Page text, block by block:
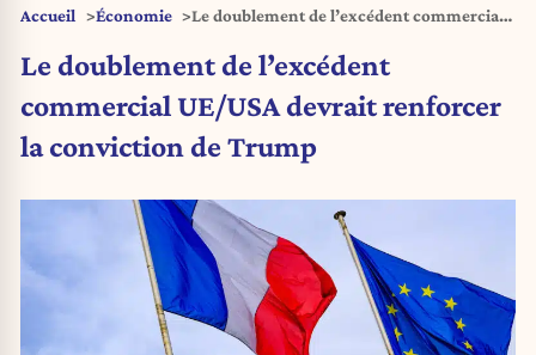
Accueil Économie
Le doublement de l’excédent commercial
Trump
Le doublement de l’excédent
commercial UE/USA devrait renforcer
la conviction de Trump